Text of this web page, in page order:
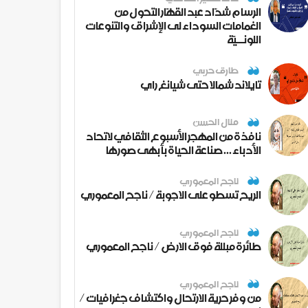
الرسام شدّاد عبد القهّار التحول من
الغمامات السوداء لى الإشراق والتنوعات
اللونــيّة
طارق حربي
تايلاند شمالا حتى شيانغ راي
منال الحسن
نافذة من المهجر الأسبوع الثقافي لاتحاد
الأدباء ... صناعة الحياة بأبهى صورها
ناجح المعموري
الريح تسطو على الاجوبة / ناجح المعموري
ناجح المعموري
طائرة مبللة فوق الارض / ناجح المعموري
ناجح المعموري
من وفر حرية الارتحال واكتشاف جغرافيات /